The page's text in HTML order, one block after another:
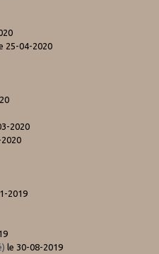
25-04-2020
2020
2019
le 30-08-2019